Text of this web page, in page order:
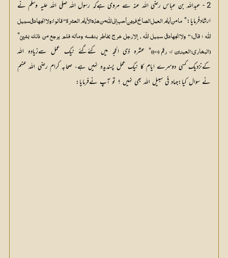
2 - عبداللہ بن عباس رضی اللہ عنہ سے مروی ہےکہ رسول الله صلی اللہ علیہ وسلم نے
ارشادفرمایا:"
اللّٰه ؟ قال:" ولاالجهادفي سبيل اللّٰه , إلارجل خرج يخاطر بنفسه وماله فلم يرجع من ذلك بشيئ"
(البخاري:العيدين /11 رقم (969))
" عشرہ ذی الحجہ میں کئےگئے نیک عمل سےزیادہ اللہ
نے سوال کیا:جہاد فی سبیل اللہ بھی نہیں ؟ تو آپ نےفرمایا: